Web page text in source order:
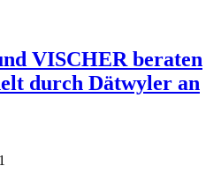
VISCHER beraten
durch Dätwyler an